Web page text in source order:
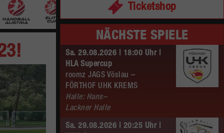
Ticketshop
NÄCHSTE SPIELE
Sa. 29.08.2026 | 18:00 Uhr |
HLA Supercup
roomz JAGS Vöslau –
FÖRTHOF UHK KREMS
Halle: Hans–
Lackner Halle
Sa. 29.08.2026 | 20:25 Uhr |